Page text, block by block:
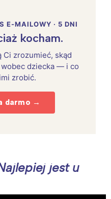
E-MAILOWY · 5 DNI
kocham.
Ci zrozumieć, skąd
dziecka — i co
zrobić.
darmo →
jest u